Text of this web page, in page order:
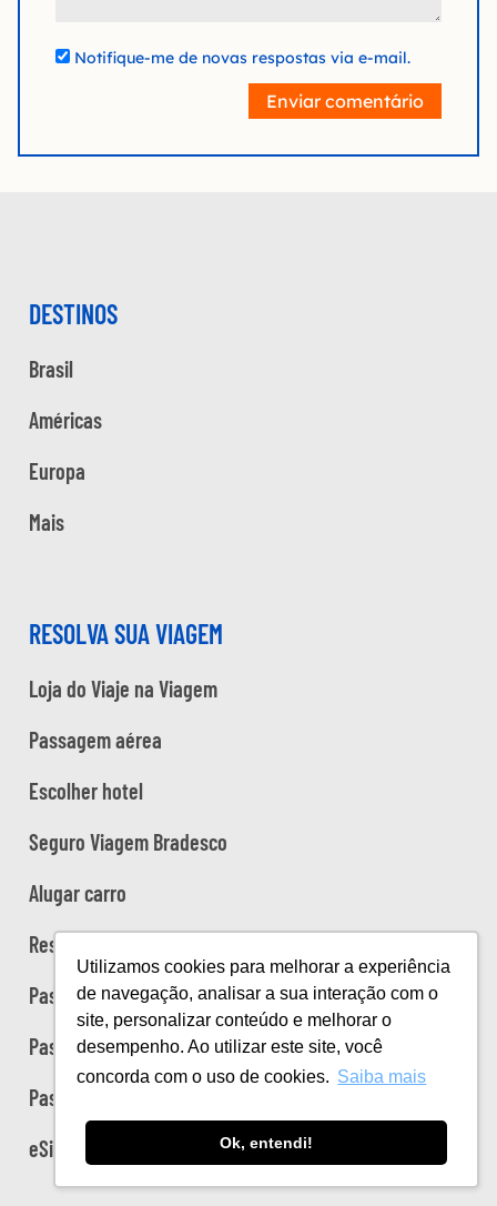
Utilizamos cookies para melhorar a experiência
de navegação, analisar a sua interação com o
site, personalizar conteúdo e melhorar o
desempenho. Ao utilizar este site, você
concorda com o uso de cookies. Saiba mais
Ok, entendi!
Notifique-me de novas respostas via e-mail.
Enviar comentário
DESTINOS
Brasil
Américas
Europa
Mais
RESOLVA SUA VIAGEM
Loja do Viaje na Viagem
Passagem aérea
Escolher hotel
Seguro Viagem Bradesco
Alugar carro
Reservar trânsfer
Passagens de trem na Europa
Passeios no Brasil
Passeios na Europa
eSim ou Chip Internacional